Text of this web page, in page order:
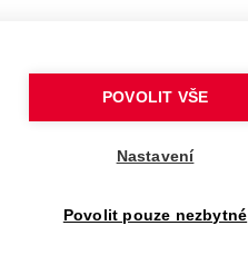
POVOLIT VŠE
Nastavení
Povolit pouze nezbytné